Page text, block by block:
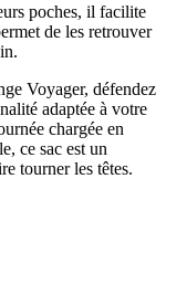
poches, il facilite
de les retrouver
Voyager, défendez
adaptée à votre
chargée en
ce sac est un
tourner les têtes.